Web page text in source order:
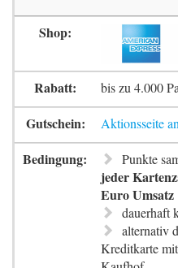
bis zu 4.000
Aktionsseite
Punkte
jeder
Euro Umsatz
dauerhaft
alternativ
Kreditkarte